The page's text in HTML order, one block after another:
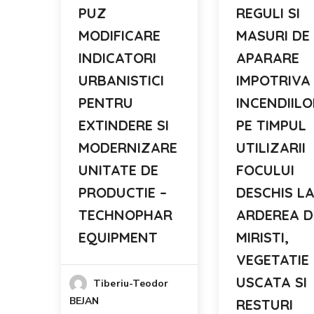
PUZ
MODIFICARE
INDICATORI
URBANISTICI
PENTRU
EXTINDERE SI
MODERNIZARE
UNITATE DE
PRODUCTIE –
TECHNOPHAR
EQUIPMENT
Tiberiu-Teodor
BEJAN
REGULI SI
MASURI DE
APARARE
IMPOTRIVA
PE TIMPUL
UTILIZARII
FOCULUI
DESCHIS LA
ARDEREA
MIRISTI,
VEGETATIE
USCATA SI
RESTURI